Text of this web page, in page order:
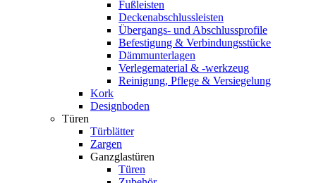
Fußleisten
Deckenabschlussleisten
Übergangs- und Abschlussprofile
Befestigung & Verbindungsstücke
Dämmunterlagen
Verlegematerial & -werkzeug
Reinigung, Pflege & Versiegelung
Kork
Designboden
Türen
Türblätter
Zargen
Ganzglastüren
Türen